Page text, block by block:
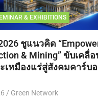
& EXHIBITIONS
ชูแนวคิด
& Mining” ขับเคลื่
เหมืองแร่สู่สังคมคาร์บ
Green Network